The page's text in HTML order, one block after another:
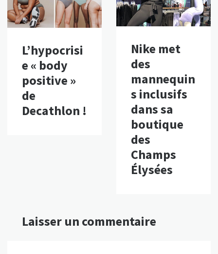
L’hypocrisi
e « body
positive »
de
Decathlon !
Nike met
des
mannequin
s inclusifs
dans sa
boutique
des
Champs
Élysées
Laisser un commentaire